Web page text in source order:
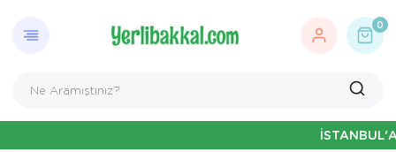
0
İSTANBUL'A